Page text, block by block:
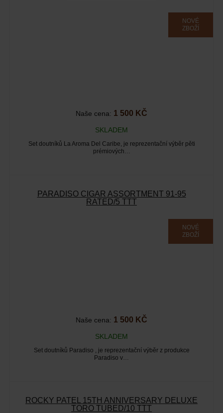
NOVÉ
ZBOŽÍ
Naše cena: 1 500 KČ
SKLADEM
Set doutníků La Aroma Del Caribe, je reprezentační výběr pěti
prémiových…
PARADISO CIGAR ASSORTMENT 91-95
RATED/5 TTT
NOVÉ
ZBOŽÍ
Naše cena: 1 500 KČ
SKLADEM
Set doutníků Paradiso , je reprezentační výběr z produkce
Paradiso v…
ROCKY PATEL 15TH ANNIVERSARY DELUXE
TORO TUBED/10 TTT